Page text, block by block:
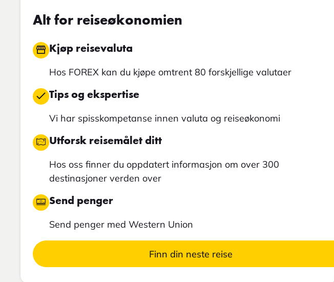
Alt for reiseøkonomien
Kjøp reisevaluta
Hos FOREX kan du kjøpe omtrent 80 forskjellige valutaer
Tips og ekspertise
Vi har spisskompetanse innen valuta og reiseøkonomi
Utforsk reisemålet ditt
Hos oss finner du oppdatert informasjon om over 300
destinasjoner verden over
Send penger
Send penger med Western Union
Finn din neste reise